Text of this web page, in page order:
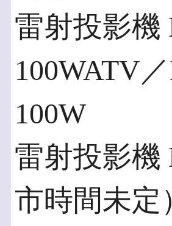
雷射投影機
100WATV
100W
雷射投影機
市時間未定